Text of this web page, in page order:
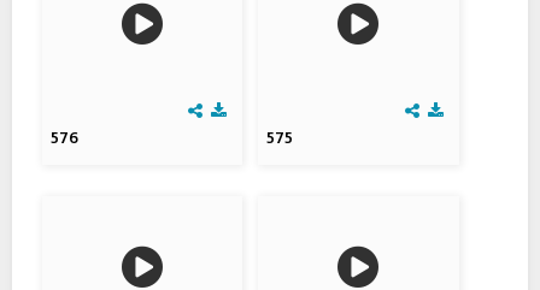
576 575